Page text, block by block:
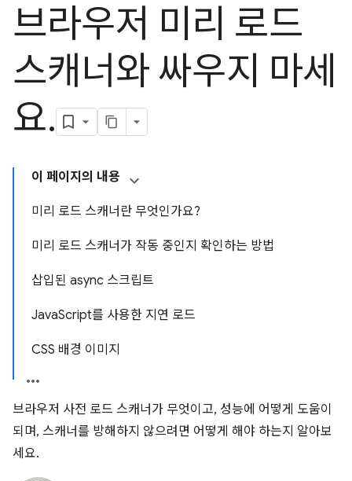
브라우저 미리 로드
스캐너와 싸우지 마세
요.
이 페이지의 내용
미리 로드 스캐너란 무엇인가요?
미리 로드 스캐너가 작동 중인지 확인하는 방법
삽입된 async 스크립트
JavaScript를 사용한 지연 로드
CSS 배경 이미지
브라우저 사전 로드 스캐너가 무엇이고, 성능에 어떻게 도움이
되며, 스캐너를 방해하지 않으려면 어떻게 해야 하는지 알아보
세요.